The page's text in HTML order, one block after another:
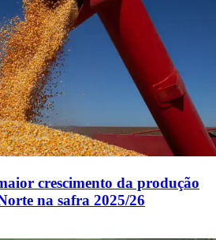
crescimento da produção
na safra 2025/26